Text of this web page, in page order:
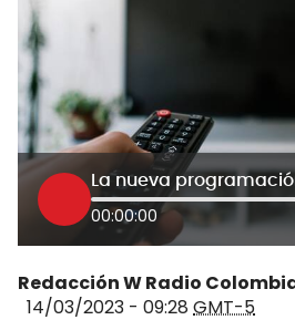
00:00:00
Redacción W Radio
14/03/2023 - 09:28 GMT-5